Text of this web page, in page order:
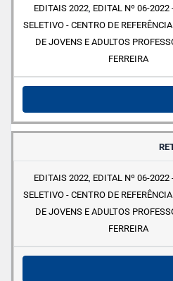
EDITAIS 2022, EDITAL Nº 06-2022
SELETIVO - CENTRO DE
DE JOVENS E ADULTOS
FERREIRA
EDITAIS 2022, EDITAL Nº 06-2022
SELETIVO - CENTRO DE
DE JOVENS E ADULTOS
FERREIRA